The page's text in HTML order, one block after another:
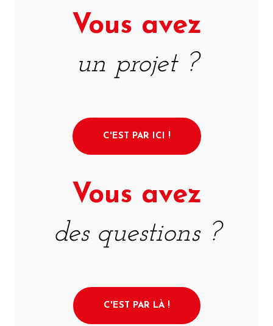
Vous avez
un projet ?
C'EST PAR ICI !
Vous avez
des questions ?
C'EST PAR LÀ !